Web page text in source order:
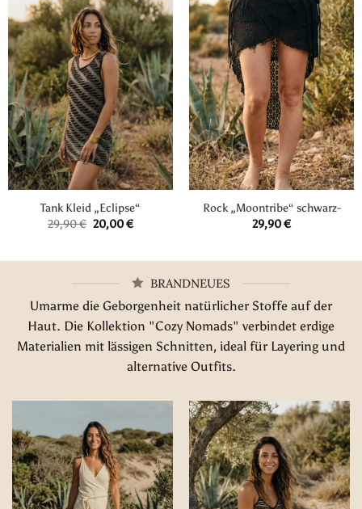
Tank Kleid „Eclipse“
29,90€ Ursprünglicher
Preis
20,00€Aktueller
Rock „Moontribe“ schwarz-
29,90€
BRANDNEUES
Umarme die Geborgenheit natürlicher Stoffe auf der
Haut. Die Kollektion "Cozy Nomads" verbindet erdige
Materialien mit lässigen Schnitten, ideal für Layering und
alternative Outfits.